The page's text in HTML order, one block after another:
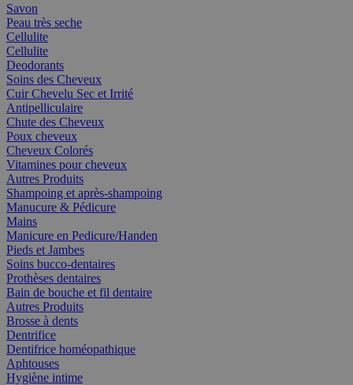
Savon
Peau très seche
Cellulite
Cellulite
Deodorants
Soins des Cheveux
Cuir Chevelu Sec et Irrité
Antipelliculaire
Chute des Cheveux
Poux cheveux
Cheveux Colorés
Vitamines pour cheveux
Autres Produits
Shampoing et après-shampoing
Manucure & Pédicure
Mains
Manicure en Pedicure/Handen
Pieds et Jambes
Soins bucco-dentaires
Prothèses dentaires
Bain de bouche et fil dentaire
Autres Produits
Brosse à dents
Dentrifice
Dentifrice homéopathique
Aphtouses
Hygiène intime